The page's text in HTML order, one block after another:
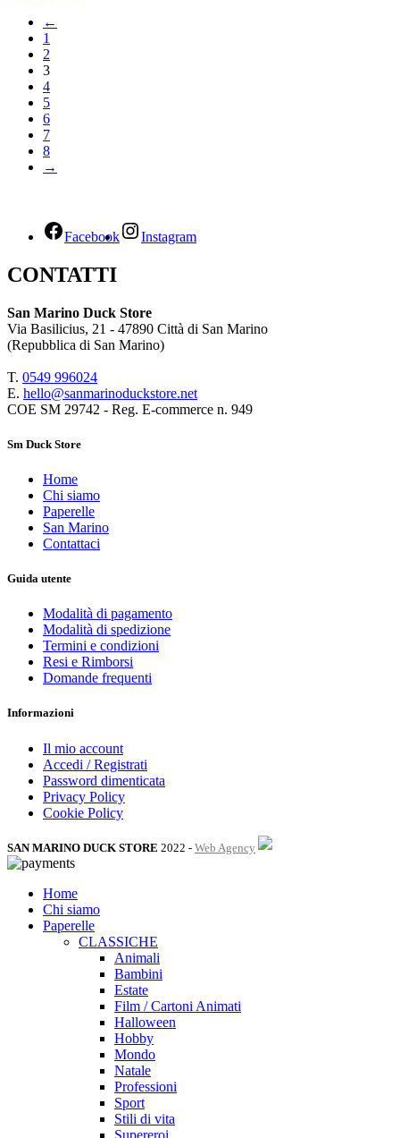
←
1
2
3
4
5
6
7
8
→
Facebook Instagram
CONTATTI
San Marino Duck Store
Via Basilicius, 21 - 47890 Città di San Marino
(Repubblica di San Marino)
T. 0549 996024
E. hello@sanmarinoduckstore.net
COE SM 29742 - Reg. E-commerce n. 949
Sm Duck Store
Home
Chi siamo
Paperelle
San Marino
Contattaci
Guida utente
Modalità di pagamento
Modalità di spedizione
Termini e condizioni
Resi e Rimborsi
Domande frequenti
Informazioni
Il mio account
Accedi / Registrati
Password dimenticata
Privacy Policy
Cookie Policy
SAN MARINO DUCK STORE 2022 - Web Agency
Home
Chi siamo
Paperelle
CLASSICHE
Animali
Bambini
Estate
Film / Cartoni Animati
Halloween
Hobby
Mondo
Natale
Professioni
Sport
Stili di vita
Supereroi